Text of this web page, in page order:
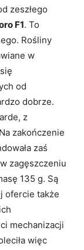
zeszłego
F1. To
Rośliny
w
od
dobrze.
z
zakończenie
zaś
zagęszczeniu
135 g. Są
ofercie także
mechanizacji
więc